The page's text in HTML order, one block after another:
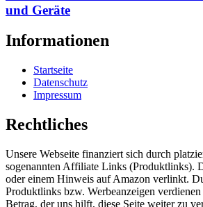
und Geräte
Informationen
Startseite
Datenschutz
Impressum
Rechtliches
Unsere Webseite finanziert sich durch
sogenannten Affiliate Links (Produktlinks).
oder einem Hinweis auf Amazon verlinkt.
Produktlinks bzw. Werbeanzeigen
Betrag, der uns hilft, diese Seite weiter zu